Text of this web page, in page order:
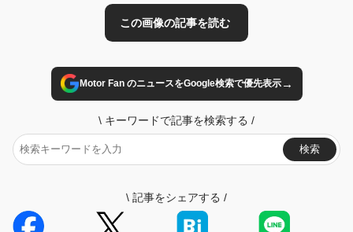
Motor Fan のニュースをGoogle検索で優先表示→
\ キーワードで記事を検索する /
検索
\ 記事をシェアする /